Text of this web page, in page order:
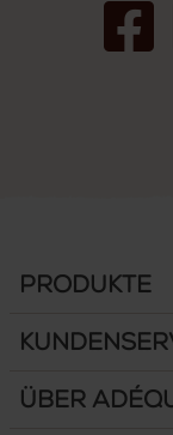
Produkte
Über